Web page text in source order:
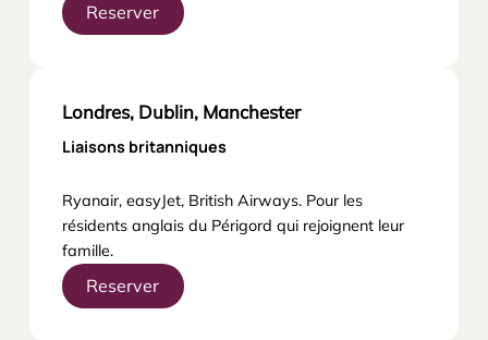
Reserver
Londres, Dublin, Manchester
Liaisons britanniques
Ryanair, easyJet, British Airways. Pour les
résidents anglais du Périgord qui rejoignent leur
famille.
Reserver